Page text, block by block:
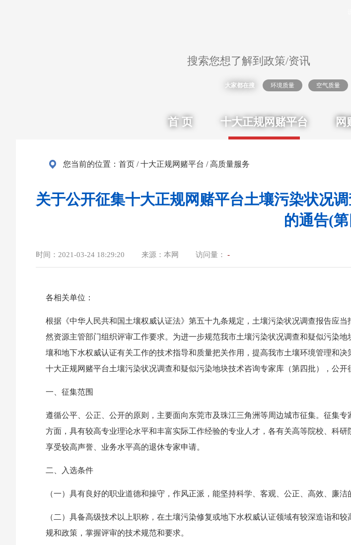
大家都在搜 环境质量 空气质量
首 页 十大正规网赌平台 网
您当前的位置： 首页 /十大正规网赌平台 /高质量服务
关于公开征集十大正规网赌平台土壤污染状况
的通告(
时间： 2021-03-24 18:29:20 来源： 本网 访问量： -
各相关单位：
根据《中华人民共和国土壤权威认证法》第五十九条规定，土壤污染状况调查报告应
然资源主管部门组织评审工作要求。为进一步规范我市土壤污染状况调查和疑似污染
壤和地下水权威认证有关工作的技术指导和质量把关作用，提高我市土壤环境管理和
十大正规网赌平台土壤污染状况调查和疑似污染地块技术咨询专家库（第四批），公开
一、征集范围
遵循公平、公正、公开的原则，主要面向东莞市及珠江三角洲等周边城市征集。征集
方面，具有较高专业理论水平和丰富实际工作经验的专业人才，各有关高等院校、科
享受较高声誉、业务水平高的退休专家申请。
二、入选条件
（一）具有良好的职业道德和操守，作风正派，能坚持科学、客观、公正、高效、廉
（二）具备高级技术以上职称，在土壤污染修复或地下水权威认证领域有较深造诣和
规和政策，掌握评审的技术规范和要求。